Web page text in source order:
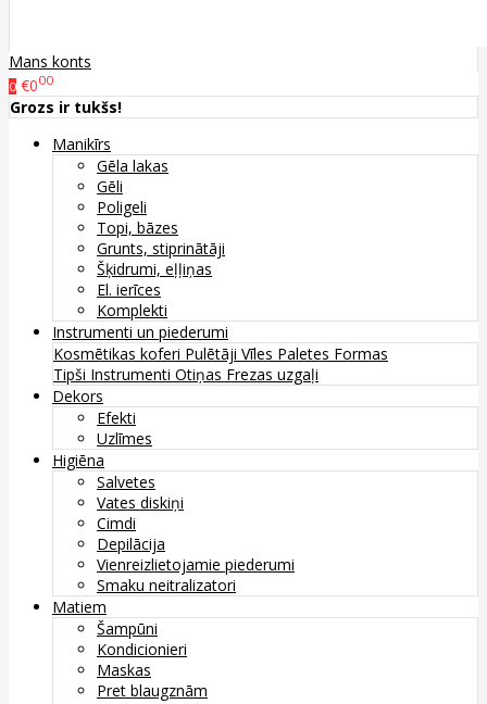
Mans konts
0 €000
Grozs ir tukšs!
Manikīrs
Gēla lakas
Gēli
Poligeli
Topi, bāzes
Grunts, stiprinātāji
Šķidrumi, eļļiņas
El. ierīces
Komplekti
Instrumenti un piederumi
Kosmētikas koferi Pulētāji Vīles Paletes Formas
Tipši Instrumenti Otiņas Frezas uzgaļi
Dekors
Efekti
Uzlīmes
Higiēna
Salvetes
Vates diskiņi
Cimdi
Depilācija
Vienreizlietojamie piederumi
Smaku neitralizatori
Matiem
Šampūni
Kondicionieri
Maskas
Pret blaugznām